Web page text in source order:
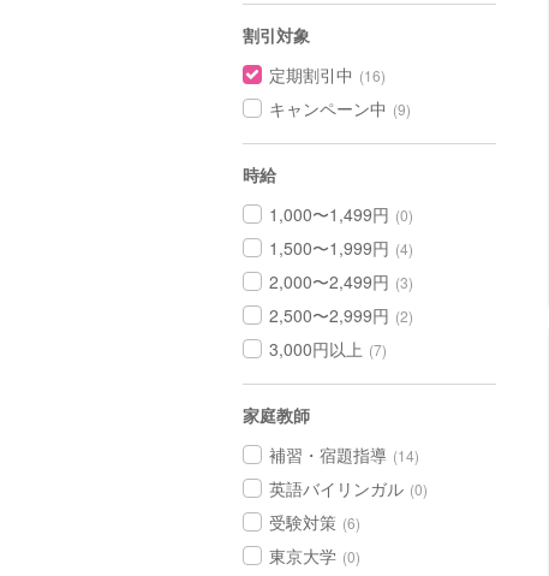
割引対象
定期割引中 (16)
キャンペーン中 (9)
時給
1,000〜1,499円 (0)
1,500〜1,999円 (4)
2,000〜2,499円 (3)
2,500〜2,999円 (2)
3,000円以上 (7)
家庭教師
補習・宿題指導 (14)
英語バイリンガル (0)
受験対策 (6)
東京大学 (0)